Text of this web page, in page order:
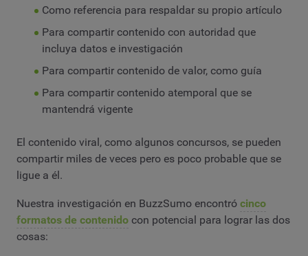
Como referencia para respaldar su propio artículo
Para compartir contenido con autoridad que
incluya datos e investigación
Para compartir contenido de valor, como guía
Para compartir contenido atemporal que se
mantendrá vigente
El contenido viral, como algunos concursos, se pueden
compartir miles de veces pero es poco probable que se
ligue a él.
Nuestra investigación en BuzzSumo encontró cinco
formatos de contenido con potencial para lograr las dos
cosas: